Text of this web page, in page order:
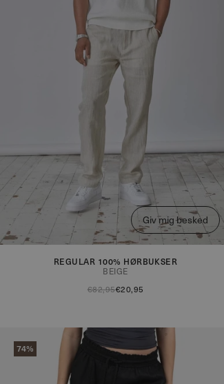
Giv mig besked
Du får nu besked når produktet er på lager!
REGULAR 100% HØRBUKSER
BEIGE
€82,95€20,95
74%